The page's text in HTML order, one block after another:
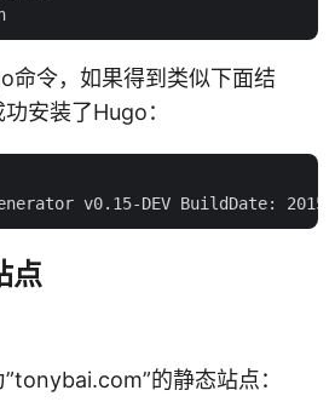
命令，如果得到类似下面结
安装了Hugo：
点
的静态站点：